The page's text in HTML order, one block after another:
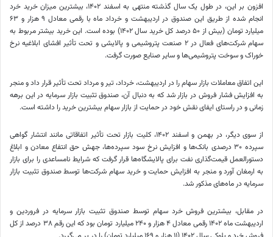
افزون بر این، در طول یک سال گذشته منتهی به اسفند ۱۴۰۲، بیشترین میزان خرید خرد
انجام شده از طریق این صندوق در اردیبهشت و خرداد ماه با رقمی معادل ۹ هزار و ۶۳
میلیارد تومان (بیش از ۵۰ درصد کل خرید سال ۱۴۰۲) بوده است. این خرید بیشتر مربوط به
سهام شرکت‌های فعال در ۲ صنعت پتروشیمی و پالایشی و تحت تأثیر افشای ابلاغیه نرخ
خوراک و سوخت پتروشیمی‌ها و سایر صنایع صورت گرفت.
این اتفاق معاملات بازار سهام را در اردیبهشت، خرداد، تیر و مرداد تحت تأثیر قرار داد و منجر
به افزایش فشار فروش در بازار شد که به دنبال آن، صندوق تثبیت بازار سرمایه در این برهه
زمانی و در راستای ایفای نقش خود در حمایت از بازار سهام بیشترین خرید را داشته است.
از سوی دیگر، در بهمن و اسفند ۱۴۰۲، کلیت بازار تحت تأثیر اتفاقاتی مانند انتشار گواهی
سپرده ۳۰ درصدی بانک‌ها و افزایش نرخ سود سپرده‌ها، جهش حق انتفاع معادن و ابلاغ
دستورالعمل قیمت‌گذاری نفت برای پالایشگاه‌ها قرار گرفت که شرایط نامساعدی را برای بازار
به ارمغان آورد و منجر به افزایش حمایت و خرید سهام شرکت‌ها توسط صندوق تثبیت بازار
سرمایه در ماه‌های مذکور شد.
در مقابل، بیشترین فروش خرد سهام توسط صندوق تثبیت بازار سرمایه در فروردین و
اردیبهشت ماه ۱۴۰۲ رقمی معادل ۴ هزار و ۲۴۰ میلیارد تومان بود که این رقم ۳۸ درصد از کل